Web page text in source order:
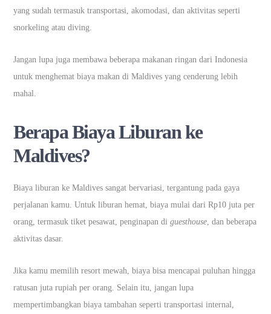
yang sudah termasuk transportasi, akomodasi, dan aktivitas seperti
snorkeling atau diving.
Jangan lupa juga membawa beberapa makanan ringan dari Indonesia
untuk menghemat biaya makan di Maldives yang cenderung lebih
mahal.
Berapa Biaya Liburan ke
Maldives?
Biaya liburan ke Maldives sangat bervariasi, tergantung pada gaya
perjalanan kamu. Untuk liburan hemat, biaya mulai dari Rp10 juta per
orang, termasuk tiket pesawat, penginapan diguesthouse , dan beberapa
aktivitas dasar.
Jika kamu memilih resort mewah, biaya bisa mencapai puluhan hingga
ratusan juta rupiah per orang. Selain itu, jangan lupa
mempertimbangkan biaya tambahan seperti transportasi internal,